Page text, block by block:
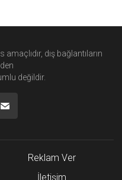
dış bağlantıların
değildir.
Reklam Ver
İletişim